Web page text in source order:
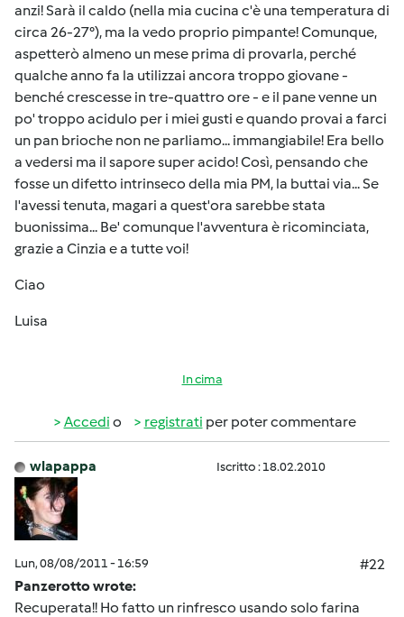
anzi! Sarà il caldo (nella mia cucina c'è una temperatura di
circa 26-27°), ma la vedo proprio pimpante! Comunque,
aspetterò almeno un mese prima di provarla, perché
qualche anno fa la utilizzai ancora troppo giovane -
benché crescesse in tre-quattro ore - e il pane venne un
po' troppo acidulo per i miei gusti e quando provai a farci
un pan brioche non ne parliamo... immangiabile! Era bello
a vedersi ma il sapore super acido! Così, pensando che
fosse un difetto intrinseco della mia PM, la buttai via... Se
l'avessi tenuta, magari a quest'ora sarebbe stata
buonissima... Be' comunque l'avventura è ricominciata,
grazie a Cinzia e a tutte voi!
Ciao
Luisa
In cima
Accedi o registrati per poter commentare
wlapappa Iscritto : 18.02.2010
Lun, 08/08/2011 - 16:59
#22
Panzerotto wrote:
Recuperata!! Ho fatto un rinfresco usando solo farina